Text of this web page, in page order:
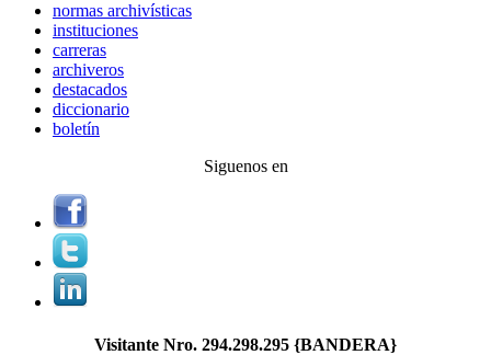
normas archivísticas
instituciones
carreras
archiveros
destacados
diccionario
boletín
Siguenos en
Visitante Nro. 294.298.295 {BANDERA}